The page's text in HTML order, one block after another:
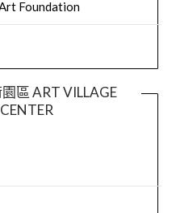
Foundation
區 ART VILLAGE